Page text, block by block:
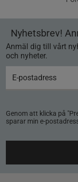
Nyhetsbrev!
Anmäl dig till vårt
och nyheter.
Genom att klicka på
sparar min e-